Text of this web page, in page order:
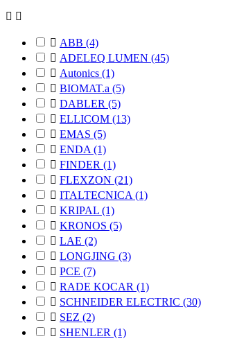
 
 ABB (4)
 ADELEQ LUMEN (45)
 Autonics (1)
 BIOMAT.a (5)
 DABLER (5)
 ELLICOM (13)
 EMAS (5)
 ENDA (1)
 FINDER (1)
 FLEXZON (21)
 ITALTECNICA (1)
 KRIPAL (1)
 KRONOS (5)
 LAE (2)
 LONGJING (3)
 PCE (7)
 RADE KOCAR (1)
 SCHNEIDER ELECTRIC (30)
 SEZ (2)
 SHENLER (1)